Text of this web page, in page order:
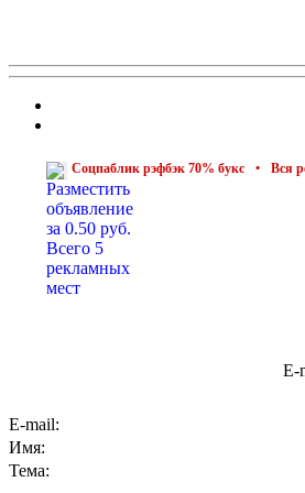
Соцпаблик рэфбэк 70% букс • Вся
E-
E-mail:
Имя:
Тема: